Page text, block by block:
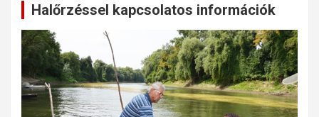
Halőrzéssel kapcsolatos információk